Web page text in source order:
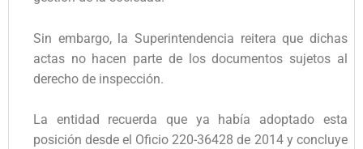
Sin embargo, la Superintendencia reitera que dichas
actas no hacen parte de los documentos sujetos al
derecho de inspección.
La entidad recuerda que ya había adoptado esta
posición desde el Oficio 220-36428 de 2014 y concluye